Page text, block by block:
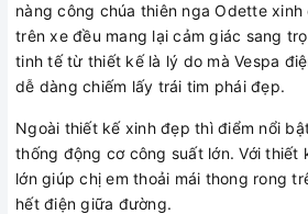
nàng công chúa thiên nga Odette
trên xe đều mang lại cảm giác sang
tinh tế từ thiết kế là lý do mà Vespa
dễ dàng chiếm lấy trái tim phái đẹp.
Ngoài thiết kế xinh đẹp thì điểm nổi
thống động cơ công suất lớn. Với thiết
lớn giúp chị em thoải mái thong rong
hết điện giữa đường.